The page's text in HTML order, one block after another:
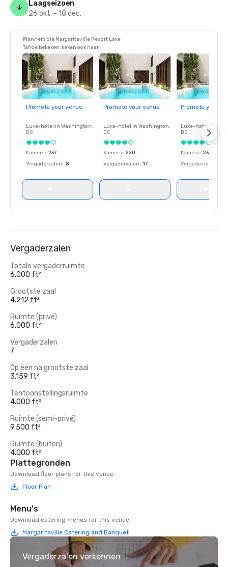
Laagseizoen
26 okt. - 18 dec.
Planners die Margaritaville Resort Lake
Tahoe bekeken, keken ook naar
Promote your venue
Luxe-hotel in Washington,
DC
Kamers: 237
Vergaderzalen: 8
Promote your venue
Luxe-hotel in Washington,
DC
Kamers: 220
Vergaderzalen: 17
Promote your
Luxe-hotel in
DC
Kamers: 237
Vergaderzalen
Vergaderzalen
Totale vergaderruimte
6.000 ft²
Grootste zaal
4.212 ft²
Ruimte (privé)
6.000 ft²
Vergaderzalen
7
Op één na grootste zaal
3.159 ft²
Tentoonstellingsruimte
4.000 ft²
Ruimte (semi-privé)
9.500 ft²
Ruimte (buiten)
4.000 ft²
Plattegronden
Download floor plans for this venue.
Floor Plan
Menu's
Download catering menus for this venue.
Margaritaville Catering and Banquet
Vergaderzalen verkennen